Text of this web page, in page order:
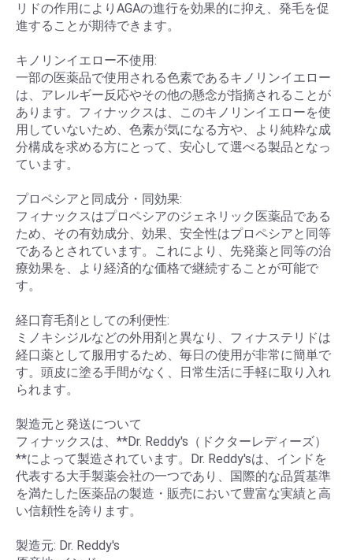
リドの作用によりAGAの進行を効果的に抑え、発毛を促
進することが期待できます。
キノリンイエロー不使用:
一部の医薬品で使用される色素であるキノリンイエロー
は、アレルギー反応やその他の懸念が指摘されることが
あります。フィナックスは、このキノリンイエローを使
用していないため、色素が気になる方や、より純粋な成
分構成を求める方にとって、安心して選べる製品となっ
ています。
プロペシアと同成分・同効果:
フィナックスはプロペシアのジェネリック医薬品である
ため、その有効成分、効果、安全性はプロペシアと同等
であるとされています。これにより、先発薬と同等の治
療効果を、より経済的な価格で継続することが可能で
す。
経口育毛剤としての利便性:
ミノキシジルなどの外用剤と異なり、フィナステリドは
経口薬として服用するため、毎日の使用が非常に簡単で
す。頭皮に塗る手間がなく、日常生活に手軽に取り入れ
られます。
製造元と発送について
フィナックスは、**Dr. Reddy's（ドクターレディーズ）
**によって製造されています。Dr. Reddy'sは、インドを
代表する大手製薬会社の一つであり、国際的な品質基準
を満たした医薬品の製造・販売において豊富な実績と高
い信頼性を誇ります。
製造元: Dr. Reddy's